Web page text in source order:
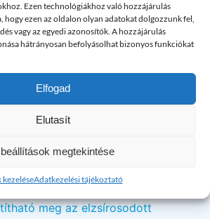
Ezen technológiákhoz való hozzájárulás
hogy ezen az oldalon olyan adatokat dolgozzunk fel,
vagy az egyedi azonosítók. A hozzájárulás
hátrányosan befolyásolhat bizonyos funkciókat
Elfogad
Elutasít
megtekintése
kezeléseAdatkezelési tájékoztató
es telefonszámon, vagy a
e-mail címen!
Kérem hívjon bizalommal!
×
Gyakran
meg az elzsírosodott